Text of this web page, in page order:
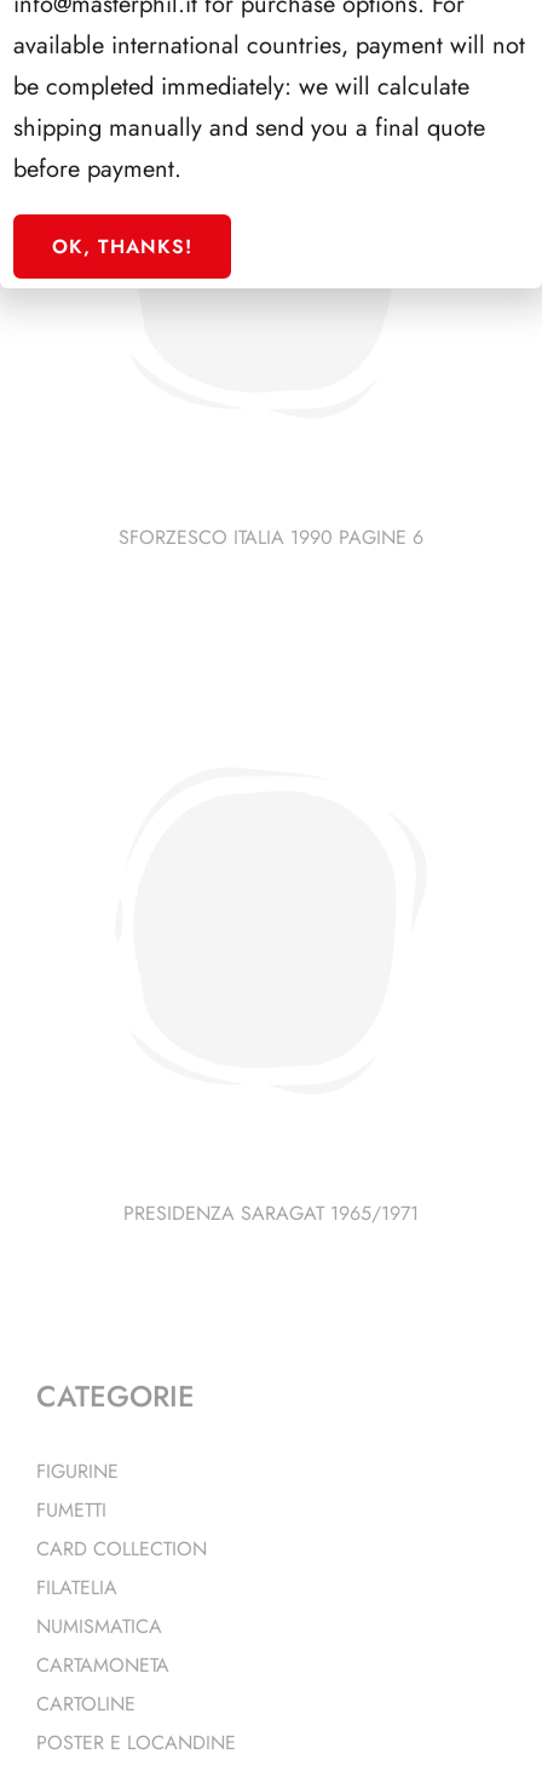
SFORZESCO ITALIA 1990 PAGINE 6
PRESIDENZA SARAGAT 1965/1971
CATEGORIE
FIGURINE
FUMETTI
CARD COLLECTION
FILATELIA
NUMISMATICA
CARTAMONETA
CARTOLINE
POSTER E LOCANDINE
available international countries, payment will not
be completed immediately: we will calculate
shipping manually and send you a final quote
before payment.
OK, THANKS!